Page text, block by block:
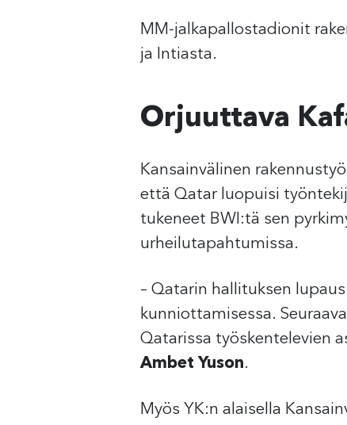
MM-jalkapallostadionit
ja Intiasta.
Orjuuttava
Kansainvälinen
että Qatar luopuisi
tukeneet BWI:tä sen
urheilutapahtumissa.
– Qatarin hallituksen
kunniottamisessa.
Qatarissa työskentelevien
Ambet Yuson.
Myös YK:n alaisella